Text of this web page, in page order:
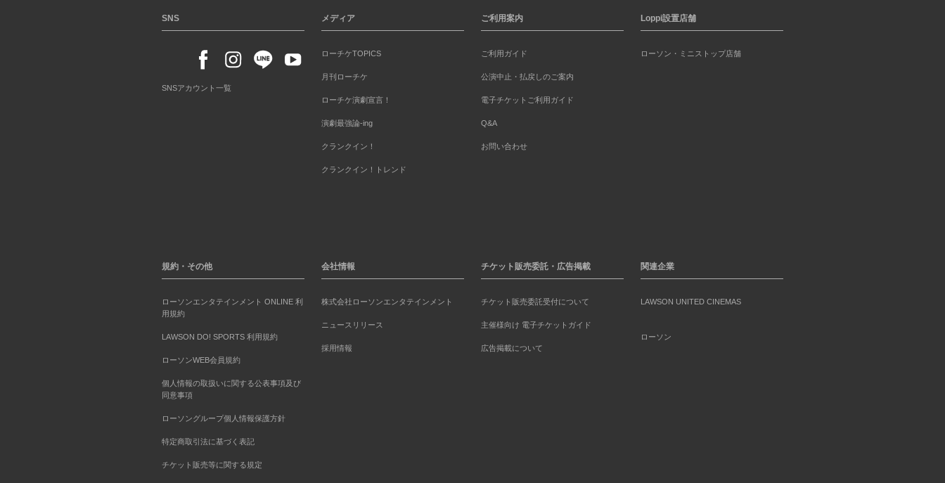
SNS
SNSアカウント一覧
メディア
ローチケTOPICS
月刊ローチケ
ローチケ演劇宣言！
演劇最強論-ing
クランクイン！
クランクイン！トレンド
ご利用案内
ご利用ガイド
公演中止・払戻しのご案内
電子チケットご利用ガイド
Q&A
お問い合わせ
Loppi設置店舗
ローソン・ミニストップ店舗
規約・その他
ローソンエンタテインメント ONLINE 利
用規約
LAWSON DO! SPORTS 利用規約
ローソンWEB会員規約
個人情報の取扱いに関する公表事項及び
同意事項
ローソングループ個人情報保護方針
特定商取引法に基づく表記
チケット販売等に関する規定
会社情報
株式会社ローソンエンタテインメント
ニュースリリース
採用情報
チケット販売委託・広告掲載
チケット販売委託受付について
主催様向け 電子チケットガイド
広告掲載について
関連企業
LAWSON UNITED CINEMAS
ローソン